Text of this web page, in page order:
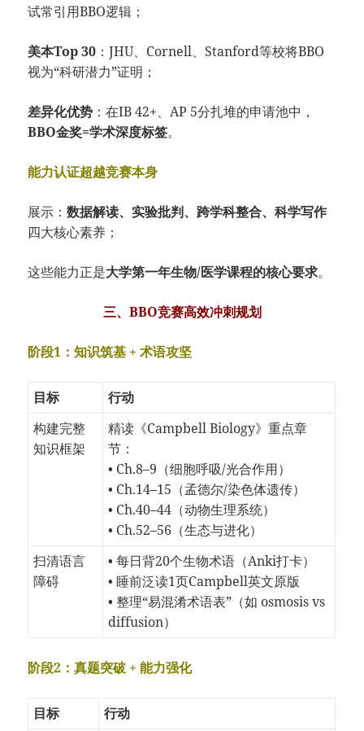
试常引用BBO逻辑；
美本Top 30 ：JHU、Cornell、Stanford等校将BBO
视为“科研潜力”证明；
差异化优势 ：在IB 42+、AP 5分扎堆的申请池中，
BBO金奖=学术深度标签。
能力认证超越竞赛本身
展示：数据解读、实验批判、跨学科整合、科学写作
四大核心素养；
这些能力正是大学第一年生物/医学课程的核心要求。
三、BBO竞赛高效冲刺规划
阶段1：知识筑基 + 术语攻坚
目标
行动
构建完整
知识框架
精读《Campbell Biology》重点章
节：
• Ch.8–9（细胞呼吸/光合作用）
• Ch.14–15（孟德尔/染色体遗传）
• Ch.40–44（动物生理系统）
• Ch.52–56（生态与进化）
扫清语言
障碍
• 每日背20个生物术语（Anki打卡）
• 睡前泛读1页Campbell英文原版
• 整理“易混淆术语表”（如 osmosis vs
diffusion）
阶段2：真题突破 + 能力强化
目标
行动